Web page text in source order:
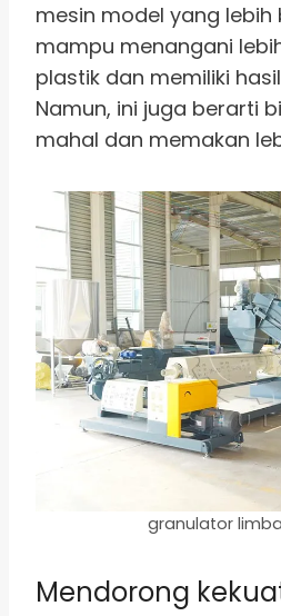
mesin model yang
mampu menangani
plastik dan memiliki
Namun, ini juga berarti
mahal dan memakan
granulator
Mendorong